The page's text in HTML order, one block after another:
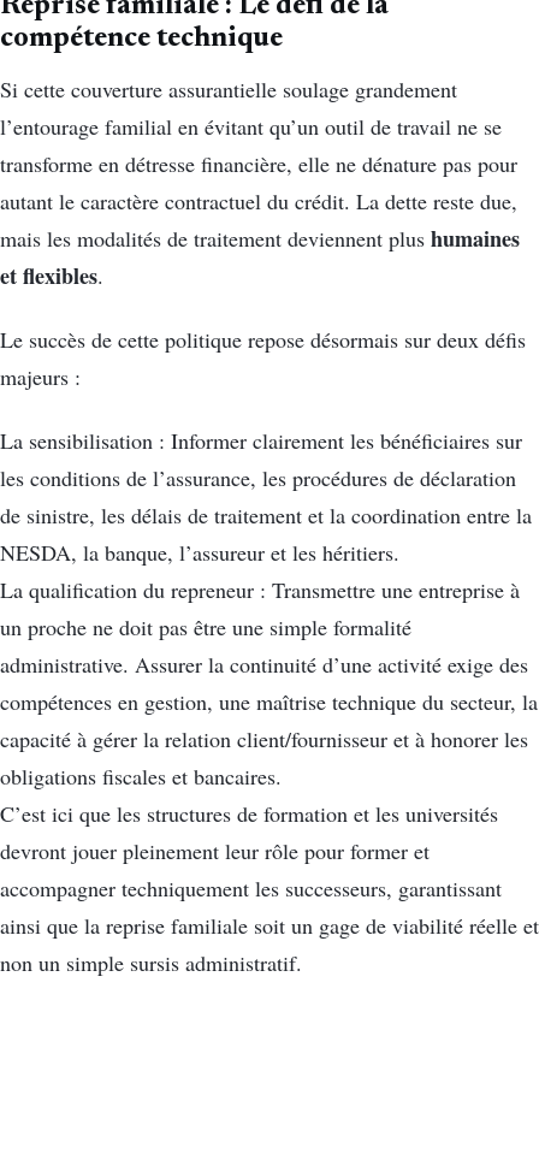
Reprise familiale : Le défi de la
compétence technique
Si cette couverture assurantielle soulage grandement
l’entourage familial en évitant qu’un outil de travail ne se
transforme en détresse financière, elle ne dénature pas pour
autant le caractère contractuel du crédit. La dette reste due,
mais les modalités de traitement deviennent plus humaines
et flexibles.
Le succès de cette politique repose désormais sur deux défis
majeurs :
La sensibilisation : Informer clairement les bénéficiaires sur
les conditions de l’assurance, les procédures de déclaration
de sinistre, les délais de traitement et la coordination entre la
NESDA, la banque, l’assureur et les héritiers.
La qualification du repreneur : Transmettre une entreprise à
un proche ne doit pas être une simple formalité
administrative. Assurer la continuité d’une activité exige des
compétences en gestion, une maîtrise technique du secteur, la
capacité à gérer la relation client/fournisseur et à honorer les
obligations fiscales et bancaires.
C’est ici que les structures de formation et les universités
devront jouer pleinement leur rôle pour former et
accompagner techniquement les successeurs, garantissant
ainsi que la reprise familiale soit un gage de viabilité réelle et
non un simple sursis administratif.